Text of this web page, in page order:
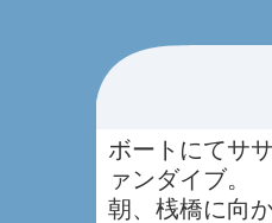
ボートにてサ
ァンダイブ。
朝、桟橋に向